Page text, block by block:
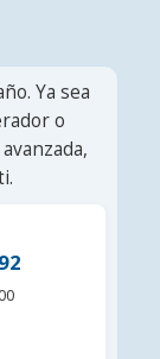
Ya sea
o